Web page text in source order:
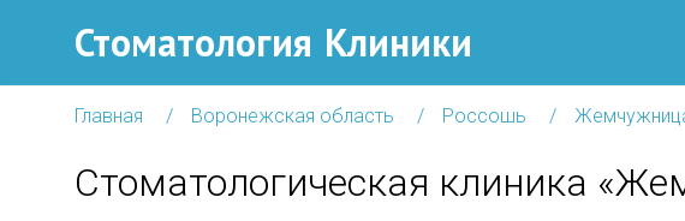
Стоматология Клиники
Главная Воронежская область Россошь
Стоматологическая клиника